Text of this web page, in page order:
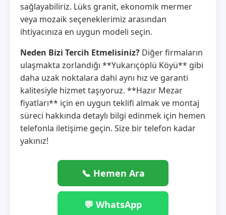
sağlayabiliriz. Lüks granit, ekonomik mermer
veya mozaik seçeneklerimiz arasından
ihtiyacınıza en uygun modeli seçin.
Neden Bizi Tercih Etmelisiniz? Diğer firmaların
ulaşmakta zorlandığı **Yukarıçöplü Köyü** gibi
daha uzak noktalara dahi aynı hız ve garanti
kalitesiyle hizmet taşıyoruz. **Hazır Mezar
fiyatları** için en uygun teklifi almak ve montaj
süreci hakkında detaylı bilgi edinmek için hemen
telefonla iletişime geçin. Size bir telefon kadar
yakınız!
📞 Hemen Ara
💬 WhatsApp